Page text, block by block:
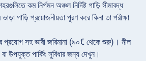
কম নির্গমন অঞ্চল নির্দিষ্ট গাড়ি সীমাবদ্ধ
গাড়ি প্রয়োজনীয়তা পূরণ করে কিনা তা পরীক্ষা
প্রয়োগ সহ ভারী জরিমানা (৯০€ থেকে শুরু)। নীল
উপযুক্ত পার্কিং সুবিধার জন্য দেখুন।